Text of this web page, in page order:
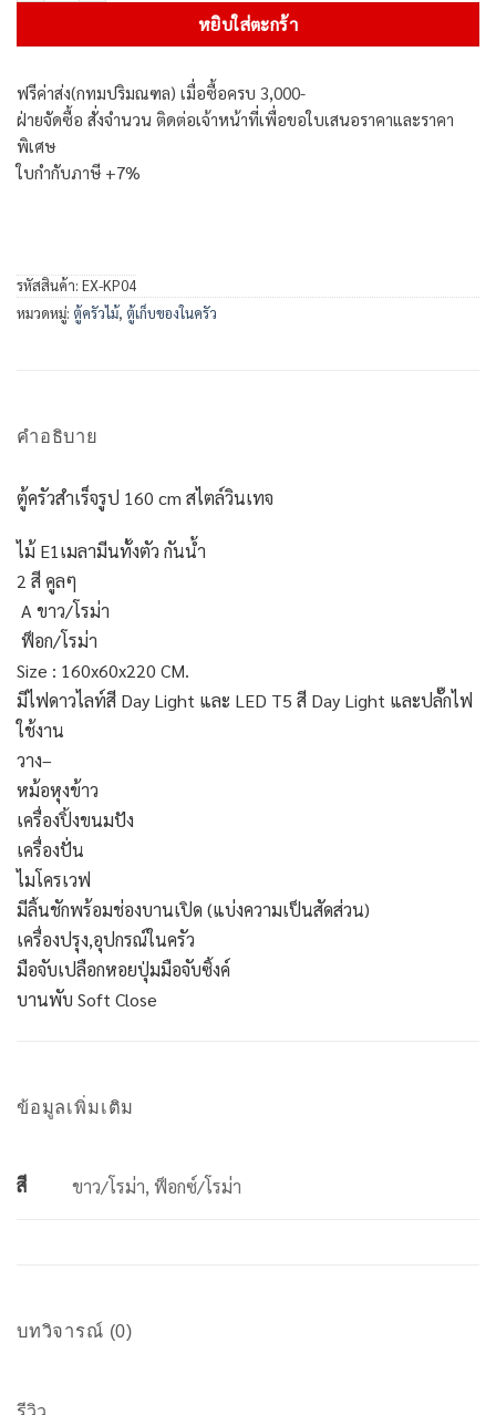
หยิบใส่ตะกร้า
ฟรีค่าส่ง(กทมปริมณฑล) เมื่อซื้อครบ 3,000-
ฝ่ายจัดซื้อ สั่งจำนวน ติดต่อเจ้าหน้าที่เพื่อขอใบเสนอราคาและราคา
พิเศษ
ใบกำกับภาษี +7%
รหัสสินค้า: EX-KP04
หมวดหมู่: ตู้ครัวไม้, ตู้เก็บของในครัว
คำอธิบาย
ตู้ครัวสำเร็จรูป 160 cm สไตล์วินเทจ
ไม้ E1เมลามีนทั้งตัว กันน้ำ
2 สี คูลๆ
A ขาว/โรม่า
ฟ็อก/โรม่า
Size : 160x60x220 CM.
มีไฟดาวไลท์สี Day Light และ LED T5 สี Day Light และปลั๊กไฟ
ใช้งาน
วาง–
หม้อหุงข้าว
เครื่องปิ้งขนมปัง
เครื่องปั่น
ไมโครเวฟ
มีลิ้นชักพร้อมช่องบานเปิด (แบ่งความเป็นสัดส่วน)
เครื่องปรุง,อุปกรณ์ในครัว
มือจับเปลือกหอยปุ่มมือจับซิ้งค์
บานพับ Soft Close
ข้อมูลเพิ่มเติม
สี ขาว/โรม่า, ฟ็อกซ์/โรม่า
บทวิจารณ์ (0)